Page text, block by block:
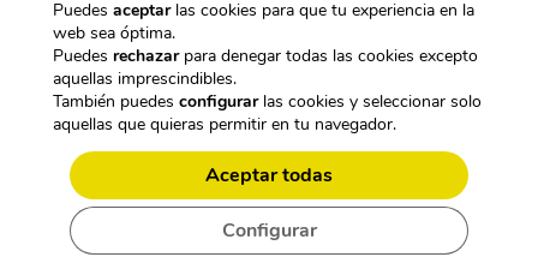
PRODUCTO
EN
OFERTA
CÁMARA DE SEGURIDAD MOTORIZADA CON
FUNCIONES AVANZADAS
Puedes aceptarlas cookies para que tu experiencia en la
web sea óptima.
Puedes rechazarpara denegar todas las cookies excepto
aquellas imprescindibles.
También puedes configurarlas cookies y seleccionar solo
aquellas que quieras permitir en tu navegador.
Aceptar todas
Configurar